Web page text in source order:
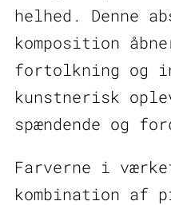
helhed. Denne
komposition
fortolkning og
kunstnerisk
spændende og
Farverne i
kombination af